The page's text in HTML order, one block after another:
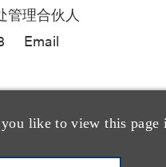
like to view this page
管理合伙人
Email